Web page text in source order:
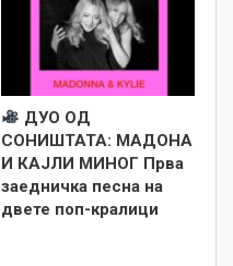
ДУО ОД
СОНИШТАТА: МАДОНА
И КАЈЛИ МИНОГ Прва
заедничка песна на
двете поп-кралици